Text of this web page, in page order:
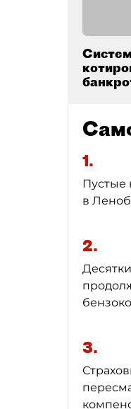
1.
Пустые
в
2.
3.